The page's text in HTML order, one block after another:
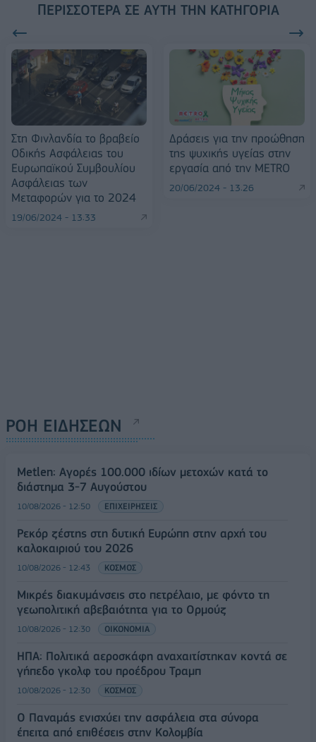
ΠΕΡΙΣΣΌΤΕΡΑ ΣΕ ΑΥΤΉ ΤΗΝ ΚΑΤΗΓΟΡΊΑ
Στη Φινλανδία το βραβείο
Οδικής Ασφάλειας του
Ευρωπαϊκού Συμβουλίου
Ασφάλειας των
Μεταφορών για το 2024
19/06/2024 - 13:33
Δράσεις για την προώθηση
της ψυχικής υγείας στην
εργασία από την METRO
20/06/2024 - 13:26
ΡΟΗ ΕΙΔΗΣΕΩΝ
Metlen: Αγορές 100.000 ιδίων μετοχών κατά το
διάστημα 3-7 Αυγούστου
10/08/2026 - 12:50 ΕΠΙΧΕΙΡΗΣΕΙΣ
Ρεκόρ ζέστης στη δυτική Ευρώπη στην αρχή του
καλοκαιριού του 2026
10/08/2026 - 12:43 ΚΟΣΜΟΣ
Μικρές διακυμάνσεις στο πετρέλαιο, με φόντο τη
γεωπολιτική αβεβαιότητα για το Ορμούζ
10/08/2026 - 12:30 ΟΙΚΟΝΟΜΙΑ
ΗΠΑ: Πολιτικά αεροσκάφη αναχαιτίστηκαν κοντά σε
γήπεδο γκολφ του προέδρου Τραμπ
10/08/2026 - 12:30 ΚΟΣΜΟΣ
Ο Παναμάς ενισχύει την ασφάλεια στα σύνορα
έπειτα από επιθέσεις στην Κολομβία